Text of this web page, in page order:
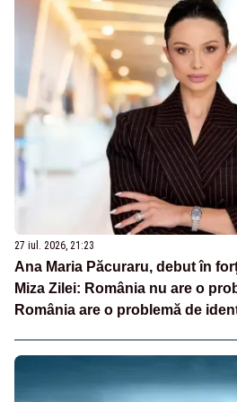
27 iul. 2026, 21:23
Ana Maria Păcuraru, debut în
Miza Zilei: România nu are o
România are o problemă de